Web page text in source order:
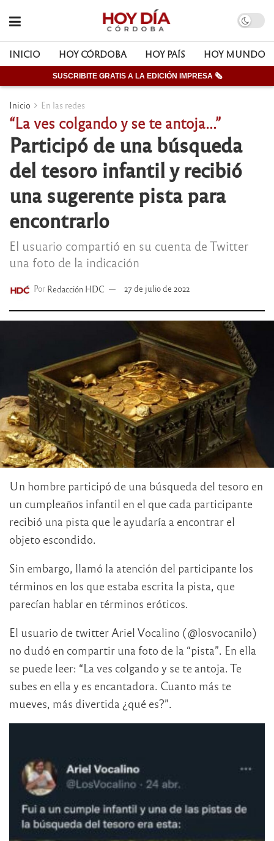
INICIO HOY CÓRDOBA HOY PAÍS HOY MUNDO
SUSCRIBITE GRATIS A LA EDICIÓN IMPRESA 🗞
Inicio En las redes
“La ves colgando y se te antoja…”
Participó de una búsqueda
del tesoro infantil y recibió
una sugerente pista para
encontrarlo
El usuario compartió en su cuenta de Twitter
una foto de la indicación
Por Redacción HDC 27 de julio de 2022
Un hombre participó de una búsqueda del tesoro en
un cumpleaños infantil en el que cada participante
recibió una pista que le ayudaría a encontrar el
objeto escondido.
Sin embargo, llamó la atención del participante los
términos en los que estaba escrita la pista, que
parecían hablar en términos eróticos.
El usuario de twitter Ariel Vocalino (@losvocanilo)
no dudó en compartir una foto de la “pista”. En ella
se puede leer: “La ves colgando y se te antoja. Te
subes en ella y es encantadora. Cuanto más te
mueves, más divertida ¿qué es?”.